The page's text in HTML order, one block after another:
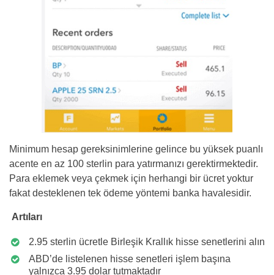
Minimum hesap gereksinimlerine gelince bu yüksek puanlı
acente en az 100 sterlin para yatırmanızı gerektirmektedir.
Para eklemek veya çekmek için herhangi bir ücret yoktur
fakat desteklenen tek ödeme yöntemi banka havalesidir.
Artıları
2.95 sterlin ücretle Birleşik Krallık hisse senetlerini alın
ABD’de listelenen hisse senetleri işlem başına
yalnızca 3.95 dolar tutmaktadır